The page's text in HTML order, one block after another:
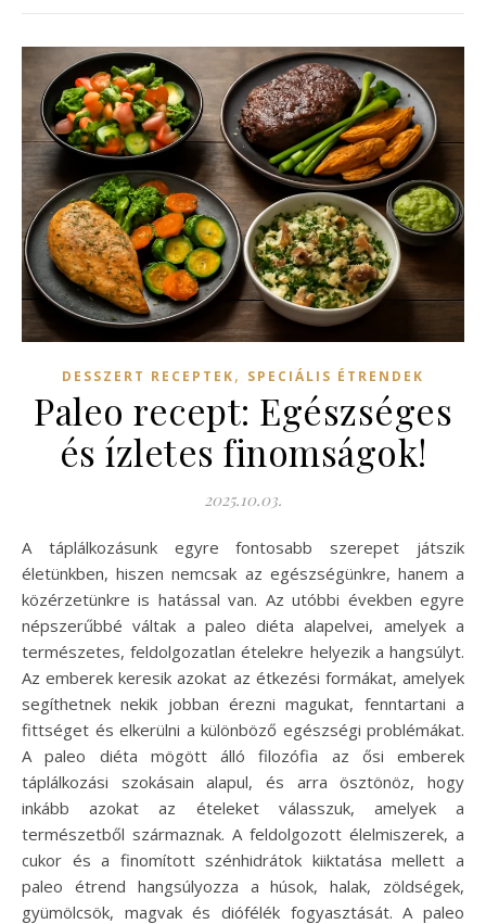
DESSZERT RECEPTEK, SPECIÁLIS ÉTRENDEK
Paleo recept: Egészséges
és ízletes finomságok!
2025.10.03.
A táplálkozásunk egyre fontosabb szerepet játszik
életünkben, hiszen nemcsak az egészségünkre, hanem a
közérzetünkre is hatással van. Az utóbbi években egyre
népszerűbbé váltak a paleo diéta alapelvei, amelyek a
természetes, feldolgozatlan ételekre helyezik a hangsúlyt.
Az emberek keresik azokat az étkezési formákat, amelyek
segíthetnek nekik jobban érezni magukat, fenntartani a
fittséget és elkerülni a különböző egészségi problémákat.
A paleo diéta mögött álló filozófia az ősi emberek
táplálkozási szokásain alapul, és arra ösztönöz, hogy
inkább azokat az ételeket válasszuk, amelyek a
természetből származnak. A feldolgozott élelmiszerek, a
cukor és a finomított szénhidrátok kiiktatása mellett a
paleo étrend hangsúlyozza a húsok, halak, zöldségek,
gyümölcsök, magvak és diófélék fogyasztását. A paleo